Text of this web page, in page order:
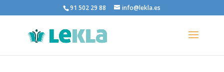
91 502 29 88 info@lekla.es